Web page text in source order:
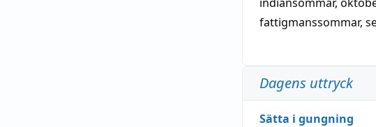
fattigmanssommar,
Dagens uttryck
Sätta i gungning